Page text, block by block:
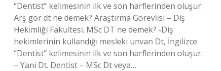
“Dentist” kelimesinin ilk ve son harflerinden oluşur.
Arş gör dt ne demek? Araştırma Görevlisi – Diş
Hekimliği Fakültesi. MSc DT ne demek? -Diş
hekimlerinin kullandığı mesleki unvan Dt, İngilizce
“Dentist” kelimesinin ilk ve son harflerinden oluşur.
– Yani Dt. Dentist – MSc Dt veya…